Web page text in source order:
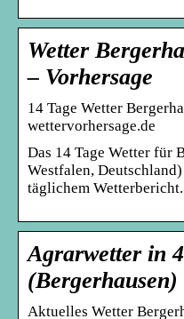
Wetter
– Vorhersage
14 Tage Wetter
wettervorhersage.de
Das 14 Tage Wetter für
Westfalen,
täglichem Wetterbericht.
Agrarwetter in
Aktuelles Wetter